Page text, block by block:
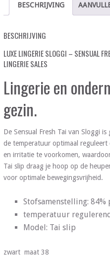
BESCHRIJVING
BESCHRIJVING
LUXE LINGERIE SLOGGI – SENSUAL
LINGERIE SALES
Lingerie en
gezin.
De Sensual Fresh Tai van Sloggi
de temperatuur optimaal
en irritatie te voorkomen,
Tai slip draag je hoop op de
voor optimale bewegingsvrijheid.
Stofsamenstelling: 84%
temperatuur
Model: Tai slip
zwart maat 38